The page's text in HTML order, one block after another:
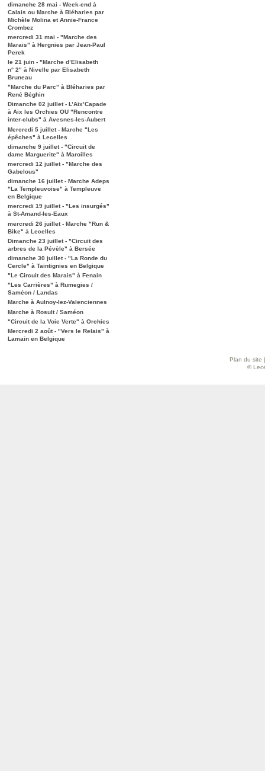
dimanche 28 mai - Week-end à
Calais ou Marche à Bléharies par
Michèle Molina et Annie-France
Crombez
mercredi 31 mai - "Marche des
Marais" à Hergnies par Jean-Paul
Perek
le 21 juin - "Marche d’Elisabeth
n° 2" à Nivelle par Elisabeth
Bruneau
"Marche du Parc" à Bléharies par
René Béghin
Dimanche 02 juillet - L’Aix’Capade
à Aix les Orchies OU "Rencontre
inter-clubs" à Avesnes-les-Aubert
Mercredi 5 juillet - Marche "Les
épêches" à Lecelles
dimanche 9 juillet - "Circuit de
dame Marguerite" à Maroilles
mercredi 12 juillet - "Marche des
Gabelous"
dimanche 16 juillet - Marche Adeps
"La Templeuvoise" à Templeuve
en Belgique
mercredi 19 juillet - "Les insurgés"
à St-Amand-les-Eaux
mercredi 26 juillet - Marche "Run &
Bike" à Lecelles
Dimanche 23 juillet - "Circuit des
arbres de la Pévèle" à Bersée
dimanche 30 juillet - "La Ronde du
Cercle" à Taintignies en Belgique
"Le Circuit des Marais" à Fenain
"Les Carrières" à Rumegies /
Saméon / Landas
Marche à Aulnoy-lez-Valenciennes
Marche à Rosult / Saméon
"Circuit de la Voie Verte" à Orchies
Mercredi 2 août - "Vers le Relais" à
Lamain en Belgique
Plan du site
©